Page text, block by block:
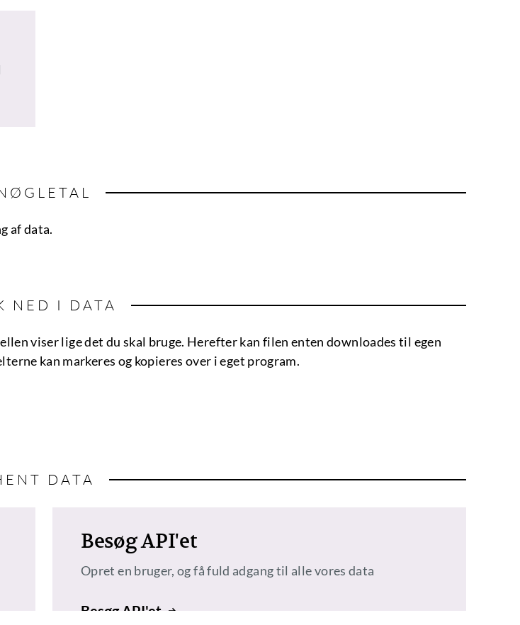
af data.
NED I DATA
viser lige det du skal bruge. Herefter kan filen enten downloades til egen
kan markeres og kopieres over i eget program.
DATA
Besøg API'et
Opret en bruger, og få fuld adgang til alle vores data
Besøg API'et